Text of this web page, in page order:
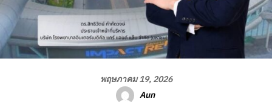
พฤษภาคม 19, 2026
Aun